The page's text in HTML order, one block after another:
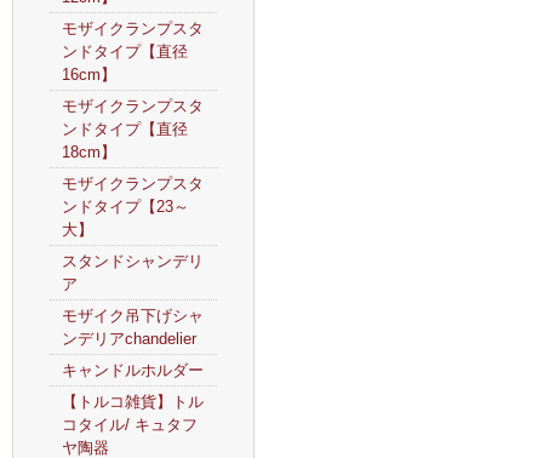
モザイクランプスタ
ンドタイプ【直径
16cm】
モザイクランプスタ
ンドタイプ【直径
18cm】
モザイクランプスタ
ンドタイプ【23～
大】
スタンドシャンデリ
ア
モザイク吊下げシャ
ンデリアchandelier
キャンドルホルダー
【トルコ雑貨】トル
コタイル/ キュタフ
ヤ陶器